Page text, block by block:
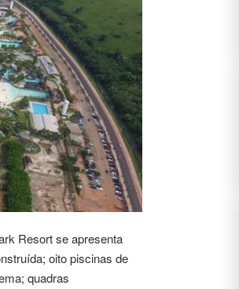
Resort se apresenta
oito piscinas de
quadras